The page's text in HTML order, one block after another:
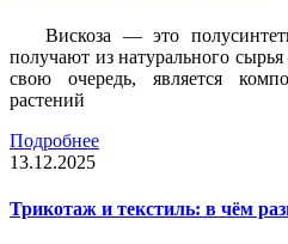
Вискоза — это
получают из натурального
свою очередь, является
растений
Подробнее
13.12.2025
Трикотаж и текстиль: в чём